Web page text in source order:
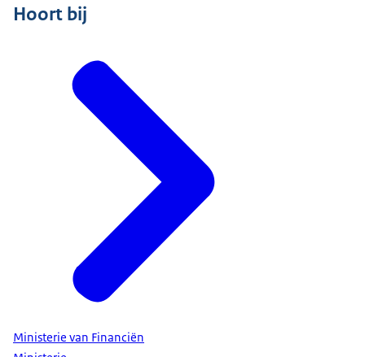
Hoort bij
Ministerie van Financiën